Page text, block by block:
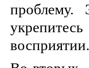
восприятии.